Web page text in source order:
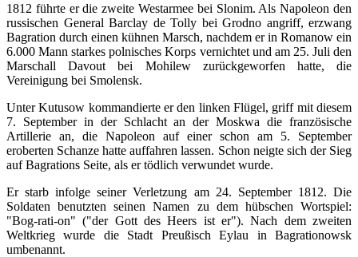
1812 führte er die zweite Westarmee bei Slonim. Als Napoleon den
russischen General Barclay de Tolly bei Grodno angriff, erzwang
Bagration durch einen kühnen Marsch, nachdem er in Romanow ein
6.000 Mann starkes polnisches Korps vernichtet und am 25. Juli den
Marschall Davout bei Mohilew zurückgeworfen hatte, die
Vereinigung bei Smolensk.
Unter Kutusow kommandierte er den linken Flügel, griff mit diesem
7. September in der Schlacht an der Moskwa die französische
Artillerie an, die Napoleon auf einer schon am 5. September
eroberten Schanze hatte auffahren lassen. Schon neigte sich der Sieg
auf Bagrations Seite, als er tödlich verwundet wurde.
Er starb infolge seiner Verletzung am 24. September 1812. Die
Soldaten benutzten seinen Namen zu dem hübschen Wortspiel:
"Bog-rati-on" ("der Gott des Heers ist er"). Nach dem zweiten
Weltkrieg wurde die Stadt Preußisch Eylau in Bagrationowsk
umbenannt.